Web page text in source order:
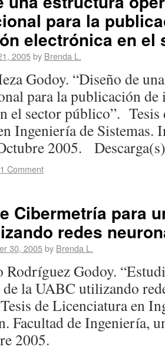
para la
electrónica en el
2005by Brenda L.
Godoy. “Diseño de
para la publicación
el sector público”.
Ingeniería de Sistemas.
2005. Descarga(s)
1 Comment
Cibermetría para
redes
30, 2005by Brenda L.
Rodríguez Godoy.
la UABC utilizando
de Licenciatura en
Facultad de Ingeniería,
2005.